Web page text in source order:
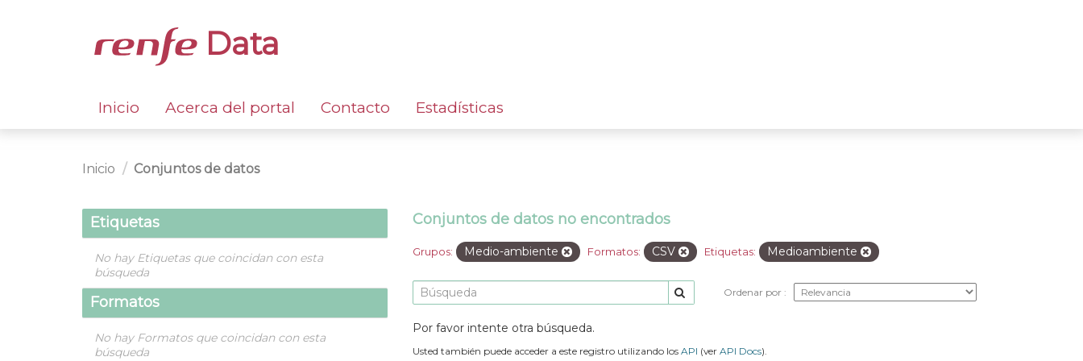
Data
Inicio Acerca del portal Contacto Estadísticas
Inicio Conjuntos de datos
Etiquetas
No hay Etiquetas que coincidan con esta
búsqueda
Formatos
No hay Formatos que coincidan con esta
búsqueda
Conjuntos de datos no encontrados
Grupos: Medio-ambiente Formatos: CSV Etiquetas: Medioambiente
Ordenar por
Por favor intente otra búsqueda.
Usted también puede acceder a este registro utilizando los API (ver API Docs).